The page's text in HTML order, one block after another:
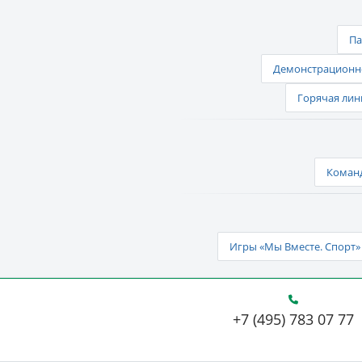
Горячая
Игры «Мы Вместе. Спорт»
+7 (495) 783 07 77